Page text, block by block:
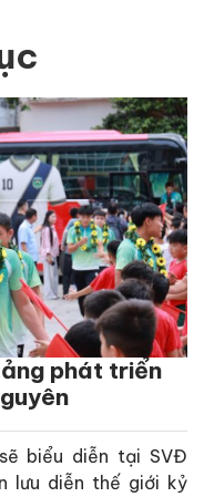
phát triển
biểu diễn tại SVĐ
lưu diễn thế giới kỷ